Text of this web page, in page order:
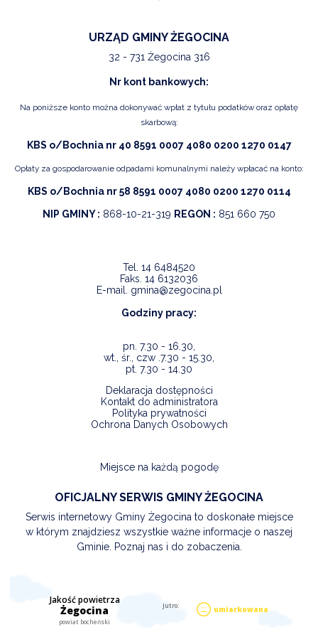
CZYSTE POWIETRZE
EWIDENCJA EMISYJNOŚCI BUDYNKÓW (CEEB)
URZĄD GMINY ŻEGOCINA
32 - 731 Żegocina 316
Nr kont bankowych:
Na poniższe konto można dokonywać wpłat z tytułu podatków oraz opłatę
skarbową:
KBS o/Bochnia nr 40 8591 0007 4080 0200 1270 0147
Opłaty za gospodarowanie odpadami komunalnymi należy wpłacać na konto:
KBS o/Bochnia nr 58 8591 0007 4080 0200 1270 0114
NIP GMINY : 868-10-21-319 REGON : 851 660 750
Tel. 14 6484520
Faks. 14 6132036
E-mail. gmina@zegocina.pl
Godziny pracy:
pn. 7.30 - 16.30,
wt., śr., czw .7.30 - 15.30,
pt. 7.30 - 14.30
Deklaracja dostępności
Kontakt do administratora
Polityka prywatności
Ochrona Danych Osobowych
Miejsce na każdą pogodę
OFICJALNY SERWIS GMINY ŻEGOCINA
Serwis internetowy Gminy Żegocina to doskonałe miejsce
w którym znajdziesz wszystkie ważne informacje o naszej
Gminie. Poznaj nas i do zobaczenia.